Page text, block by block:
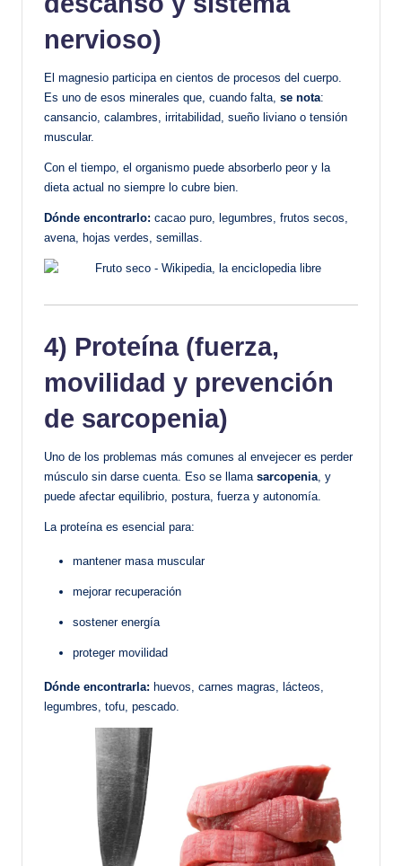
nervioso)
El magnesio participa en cientos de procesos del cuerpo.
Es uno de esos minerales que, cuando falta, se nota:
cansancio, calambres, irritabilidad, sueño liviano o tensión
muscular.
Con el tiempo, el organismo puede absorberlo peor y la
dieta actual no siempre lo cubre bien.
Dónde encontrarlo: cacao puro, legumbres, frutos secos,
avena, hojas verdes, semillas.
4) Proteína (fuerza,
movilidad y prevención
de sarcopenia)
Uno de los problemas más comunes al envejecer es perder
músculo sin darse cuenta. Eso se llama sarcopenia , y
puede afectar equilibrio, postura, fuerza y autonomía.
La proteína es esencial para:
mantener masa muscular
mejorar recuperación
sostener energía
proteger movilidad
Dónde encontrarla: huevos, carnes magras, lácteos,
legumbres, tofu, pescado.